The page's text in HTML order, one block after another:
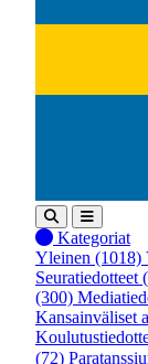
Kategoriat
Yleinen (1018)
Seuratiedotteet
(300)
Kansainväliset
(72)